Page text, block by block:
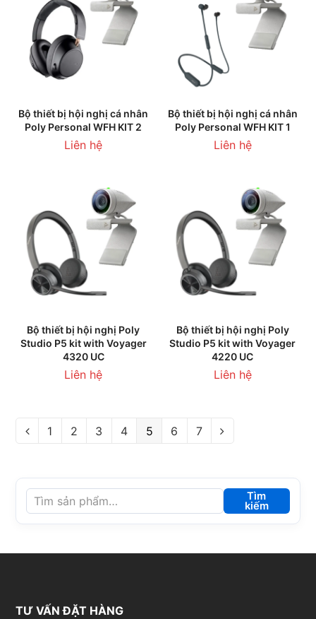
Bộ thiết bị hội nghị cá nhân
Poly Personal WFH KIT 2
Liên hệ
Bộ thiết bị hội nghị cá nhân
Poly Personal WFH KIT 1
Liên hệ
Bộ thiết bị hội nghị Poly
Studio P5 kit with Voyager
4320 UC
Liên hệ
Bộ thiết bị hội nghị Poly
Studio P5 kit with Voyager
4220 UC
Liên hệ
1 2 3 4 5 6 7
Tìm
kiếm
TƯ VẤN ĐẶT HÀNG